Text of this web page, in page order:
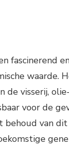
fascinerend
waarde.
de visserij,
voor de
van